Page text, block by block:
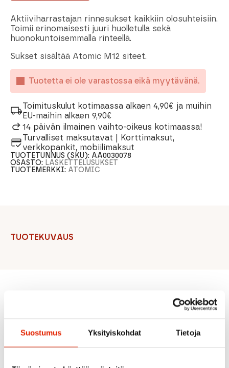
Suostumus Yksityiskohdat Tietoja
Aktiiviharrastajan rinnesukset kaikkiin olosuhteisiin.
Toimii erinomaisesti juuri huolletulla sekä
huonokuntoisemmalla rinteellä.
Sukset sisältää Atomic M12 siteet.
Tuotetta ei ole varastossa eikä myytävänä.
Toimituskulut kotimaassa alkaen 4,90€ ja muihin
EU-maihin alkaen 9,90€
14 päivän ilmainen vaihto-oikeus kotimaassa!
Turvalliset maksutavat | Korttimaksut,
verkkopankit, mobiilimaksut
TUOTETUNNUS (SKU): AA0030078
OSASTO: LASKETTELUSUKSET
TUOTEMERKKI: ATOMIC
TUOTEKUVAUS
Suositeltua sinulle